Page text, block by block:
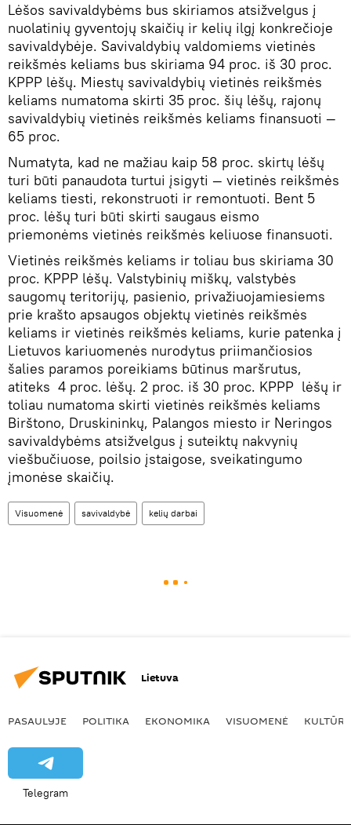
Lėšos savivaldybėms bus skiriamos atsižvelgus į
nuolatinių gyventojų skaičių ir kelių ilgį konkrečioje
savivaldybėje. Savivaldybių valdomiems vietinės
reikšmės keliams bus skiriama 94 proc. iš 30 proc.
KPPP lėšų. Miestų savivaldybių vietinės reikšmės
keliams numatoma skirti 35 proc. šių lėšų, rajonų
savivaldybių vietinės reikšmės keliams finansuoti —
65 proc.
Numatyta, kad ne mažiau kaip 58 proc. skirtų lėšų
turi būti panaudota turtui įsigyti — vietinės reikšmės
keliams tiesti, rekonstruoti ir remontuoti. Bent 5
proc. lėšų turi būti skirti saugaus eismo
priemonėms vietinės reikšmės keliuose finansuoti.
Vietinės reikšmės keliams ir toliau bus skiriama 30
proc. KPPP lėšų. Valstybinių miškų, valstybės
saugomų teritorijų, pasienio, privažiuojamiesiems
prie krašto apsaugos objektų vietinės reikšmės
keliams ir vietinės reikšmės keliams, kurie patenka į
Lietuvos kariuomenės nurodytus priimančiosios
šalies paramos poreikiams būtinus maršrutus,
atiteks 4 proc. lėšų. 2 proc. iš 30 proc. KPPP lėšų ir
toliau numatoma skirti vietinės reikšmės keliams
Birštono, Druskininkų, Palangos miesto ir Neringos
savivaldybėms atsižvelgus į suteiktų nakvynių
viešbučiuose, poilsio įstaigose, sveikatingumo
įmonėse skaičių.
Visuomenė savivaldybė kelių darbai
Lietuva
PASAULYJE POLITIKA EKONOMIKA VISUOMENĖ KULTŪRA
Telegram